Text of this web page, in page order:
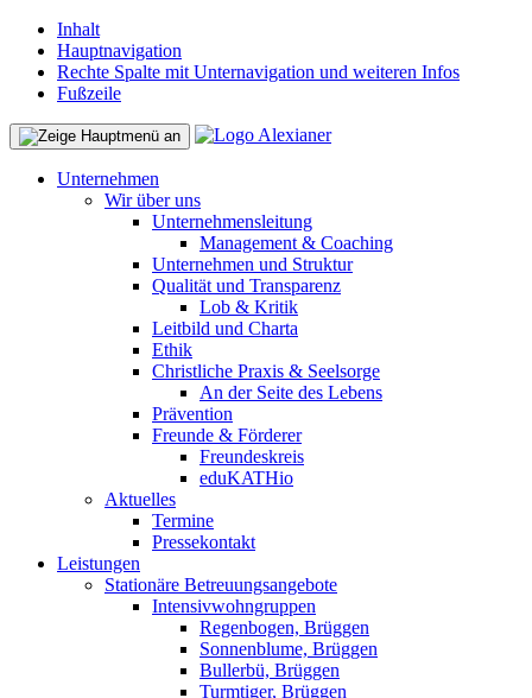
Inhalt
Hauptnavigation
Rechte Spalte mit Unternavigation und weiteren Infos
Fußzeile
Unternehmen
Wir über uns
Unternehmensleitung
Management & Coaching
Unternehmen und Struktur
Qualität und Transparenz
Lob & Kritik
Leitbild und Charta
Ethik
Christliche Praxis & Seelsorge
An der Seite des Lebens
Prävention
Freunde & Förderer
Freundeskreis
eduKATHio
Aktuelles
Termine
Pressekontakt
Leistungen
Stationäre Betreuungsangebote
Intensivwohngruppen
Regenbogen, Brüggen
Sonnenblume, Brüggen
Bullerbü, Brüggen
Turmtiger, Brüggen